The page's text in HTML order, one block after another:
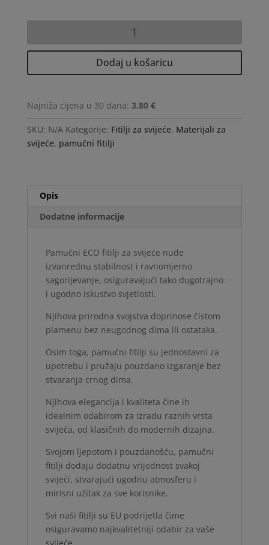
fitilj
12/125
Dodaj u košaricu
Najniža cijena u 30 dana: 3.80 €
SKU: N/A Kategorije: Fitilji za svijeće, Materijali za
svijeće, pamučni fitilji
Opis
Dodatne informacije
Pamučni ECO fitilji za svijeće nude
izvanrednu stabilnost i ravnomjerno
sagorijevanje, osiguravajući tako dugotrajno
i ugodno iskustvo svjetlosti.
Njihova prirodna svojstva doprinose čistom
plamenu bez neugodnog dima ili ostataka.
Osim toga, pamučni fitilji su jednostavni za
upotrebu i pružaju pouzdano izgaranje bez
stvaranja crnog dima.
Njihova elegancija i kvaliteta čine ih
idealnim odabirom za izradu raznih vrsta
svijeća, od klasičnih do modernih dizajna.
Svojom ljepotom i pouzdanošću, pamučni
fitilji dodaju dodatnu vrijednost svakoj
svijeći, stvarajući ugodnu atmosferu i
mirisni užitak za sve korisnike.
Svi naši fitilji su EU podrijetla čime
osiguravamo najkvalitetniji odabir za vaše
svijeće.